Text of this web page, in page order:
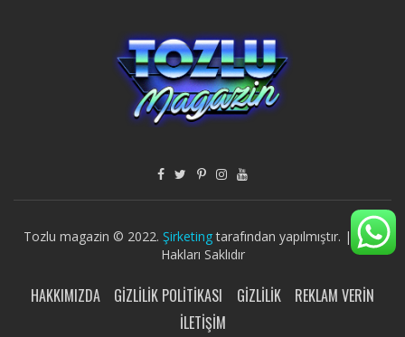
Tozlu magazin © 2022. Şirketingtarafından yapılmıştır. | Tüm
Hakları Saklıdır
HAKKIMIZDA GIZLILIK POLITIKASI GIZLILIK
REKLAM VERIN
İLETIŞIM